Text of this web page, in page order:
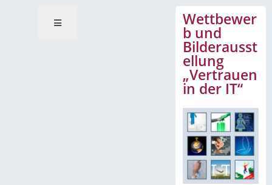
Wettbewer
b und
Bilderausst
ellung
„Vertrauen
in der IT“